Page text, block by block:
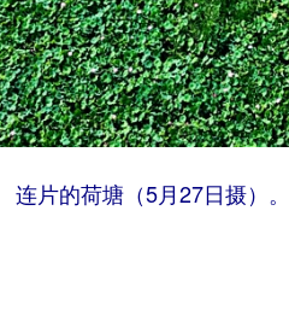
连片的荷塘（5月27日摄）